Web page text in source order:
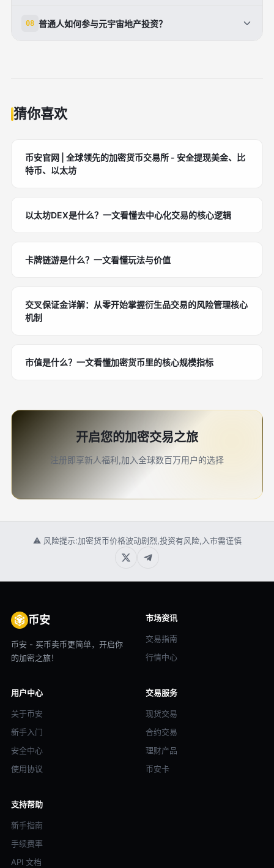
象，未来取决于技术成熟度、资本信心及法律监管完
08 普通人如何参与元宇宙地产投资？
猜你喜欢
币安官网 | 全球领先的加密货币交易所 - 安全提现美金、比
特币、以太坊
以太坊DEX是什么？一文看懂去中心化交易的核心逻辑
卡牌链游是什么？一文看懂玩法与价值
交叉保证金详解：从零开始掌握衍生品交易的风险管理核心
机制
市值是什么？一文看懂加密货币里的核心规模指标
开启您的加密交易之旅
注册即享新人福利,加入全球数百万用户的选择
⚠ 风险提示:加密货币价格波动剧烈,投资有风险,入市需谨慎
币安
币安 - 买币卖币更简单，开启你
的加密之旅！
市场资讯
交易指南
行情中心
用户中心
关于币安
新手入门
安全中心
使用协议
交易服务
现货交易
合约交易
理财产品
币安卡
支持帮助
新手指南
手续费率
API 文档